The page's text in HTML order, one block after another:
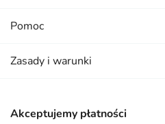
Akceptujemy płatności
Pomoc
Zasady i warunki